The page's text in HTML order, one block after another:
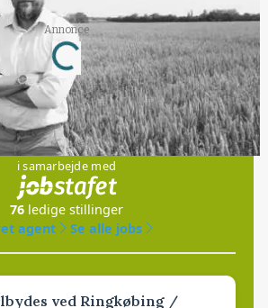
Annonce
Loading...
Jobs
i samarbejde med
76 ledige stillinger
agent
Se alle jobs
ved Ringkøbing /